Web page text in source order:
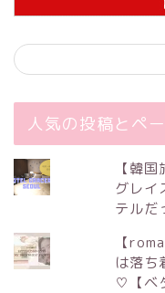
人気の投稿とペ
【韓
グレイ
テルだ
【
は落ち
♡【ベ